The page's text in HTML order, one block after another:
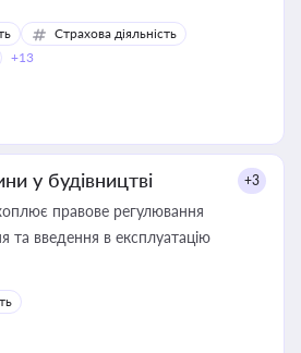
Страхова діяльність
+13
у будівництві +3
правове регулювання
та введення в експлуатацію